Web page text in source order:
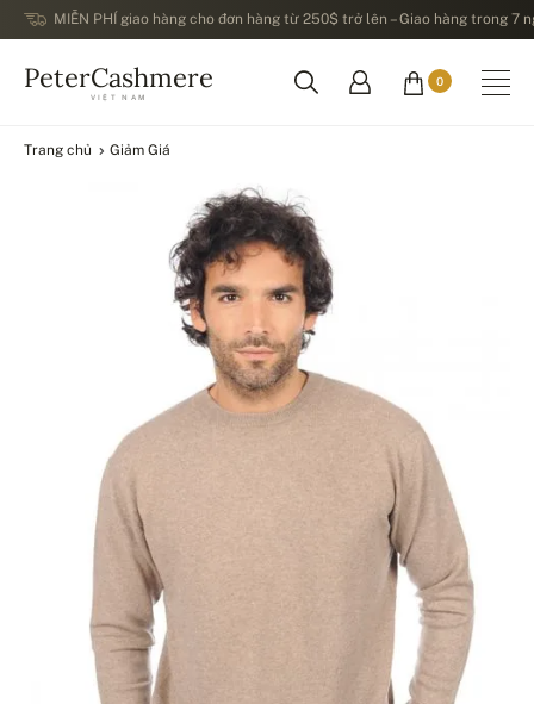
MIỄN PHÍ giao hàng cho đơn hàng từ 250$ trở lên – Giao hàng trong 7
PeterCashmere
VIỆT NAM
0
Trang chủ Giảm Giá